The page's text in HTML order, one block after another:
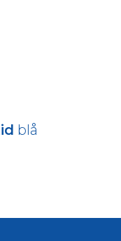
blå